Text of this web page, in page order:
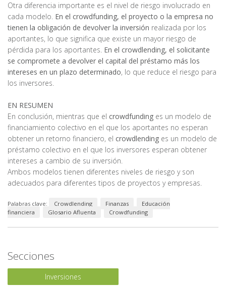
Otra diferencia importante es el nivel de riesgo involucrado en
cada modelo. En el crowdfunding, el proyecto o la empresa no
tienen la obligación de devolver la inversión realizada por los
aportantes, lo que significa que existe un mayor riesgo de
pérdida para los aportantes. En el crowdlending, el solicitante
se compromete a devolver el capital del préstamo más los
intereses en un plazo determinado, lo que reduce el riesgo para
los inversores.
EN RESUMEN
En conclusión, mientras que el crowdfunding es un modelo de
financiamiento colectivo en el que los aportantes no esperan
obtener un retorno financiero, el crowdlending es un modelo de
préstamo colectivo en el que los inversores esperan obtener
intereses a cambio de su inversión.
Ambos modelos tienen diferentes niveles de riesgo y son
adecuados para diferentes tipos de proyectos y empresas.
Palabras clave: Crowdlending Finanzas
Educación
financiera
Glosario Afluenta Crowdfunding
Secciones
Inversiones